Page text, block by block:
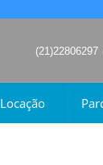
(21)22806297
Locação